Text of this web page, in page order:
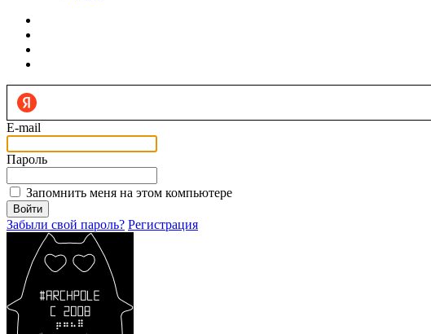
E-mail
Пароль
Запомнить меня на этом компьютере
Войти
Забыли свой пароль? Регистрация